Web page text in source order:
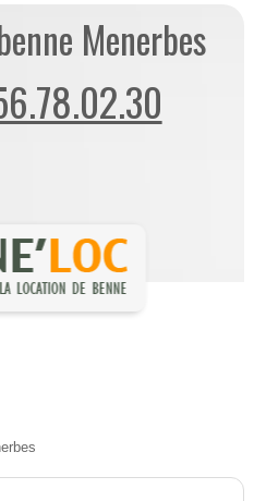
Menerbes